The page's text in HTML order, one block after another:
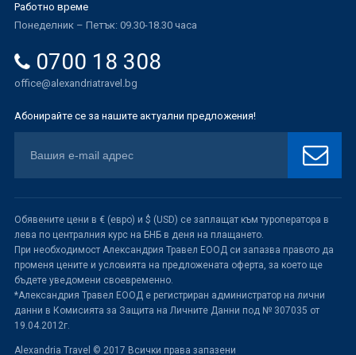
Работно време
Понеделник – Петък: 09.30-18.30 часа
0700 18 308
office@alexandriatravel.bg
Абонирайте се за нашите актуални предложения!
Обявените цени в € (евро) и $ (USD) се заплащат към туроператора в
лева по централния курс на БНБ в деня на плащането.
При необходимост Александрия Травел ЕООД си запазва правото да
променя цените и условията на предложената оферта, за което ще
бъдете уведомени своевременно.
*Александрия Травел ЕООД е регистриран администратор на лични
данни в Комисията за Защита на Личните Данни под № 307035 от
19.04.2012г.
Alexandria Travel © 2017 Всички права запазени